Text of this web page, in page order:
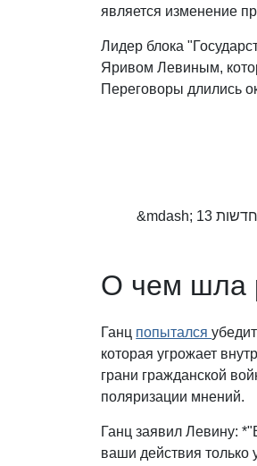
является изменение
Лидер блока
Яривом Левиным,
Переговоры длились
О чем шла
Ганц попытался
которая угрожает
грани гражданской
поляризации мнений.
Ганц заявил Левину:
ваши действия только